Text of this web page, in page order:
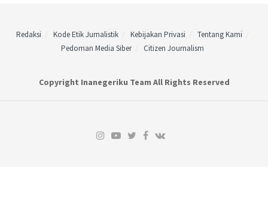
Redaksi Kode Etik Jurnalistik Kebijakan Privasi
Tentang Kami
Pedoman Media Siber
Citizen Journalism
Copyright Inanegeriku Team All Rights Reserved